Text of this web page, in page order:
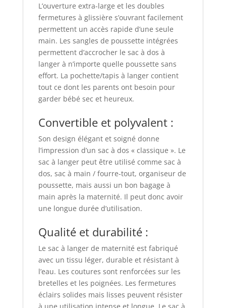
L’ouverture extra-large et les doubles
fermetures à glissière s’ouvrant facilement
permettent un accès rapide d’une seule
main. Les sangles de poussette intégrées
permettent d’accrocher le sac à dos à
langer à n’importe quelle poussette sans
effort. La pochette/tapis à langer contient
tout ce dont les parents ont besoin pour
garder bébé sec et heureux.
Convertible et polyvalent :
Son design élégant et soigné donne
l’impression d’un sac à dos « classique ». Le
sac à langer peut être utilisé comme sac à
dos, sac à main / fourre-tout, organiseur de
poussette, mais aussi un bon bagage à
main après la maternité. Il peut donc avoir
une longue durée d’utilisation.
Qualité et durabilité :
Le sac à langer de maternité est fabriqué
avec un tissu léger, durable et résistant à
l’eau. Les coutures sont renforcées sur les
bretelles et les poignées. Les fermetures
éclairs solides mais lisses peuvent résister